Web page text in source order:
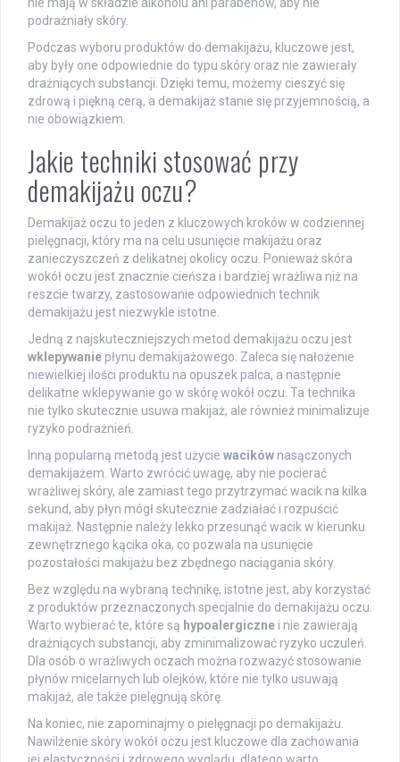
podrażniały skóry.
Podczas wyboru produktów do demakijażu, kluczowe jest,
aby były one odpowiednie do typu skóry oraz nie zawierały
drażniących substancji. Dzięki temu, możemy cieszyć się
zdrową i piękną cerą, a demakijaż stanie się przyjemnością, a
nie obowiązkiem.
Jakie techniki stosować przy
demakijażu oczu?
Demakijaż oczu to jeden z kluczowych kroków w codziennej
pielęgnacji, który ma na celu usunięcie makijażu oraz
zanieczyszczeń z delikatnej okolicy oczu. Ponieważ skóra
wokół oczu jest znacznie cieńsza i bardziej wrażliwa niż na
reszcie twarzy, zastosowanie odpowiednich technik
demakijażu jest niezwykle istotne.
Jedną z najskuteczniejszych metod demakijażu oczu jest
wklepywanie płynu demakijażowego. Zaleca się nałożenie
niewielkiej ilości produktu na opuszek palca, a następnie
delikatne wklepywanie go w skórę wokół oczu. Ta technika
nie tylko skutecznie usuwa makijaż, ale również minimalizuje
ryzyko podrażnień.
Inną popularną metodą jest użycie wacików nasączonych
demakijażem. Warto zwrócić uwagę, aby nie pocierać
wrażliwej skóry, ale zamiast tego przytrzymać wacik na kilka
sekund, aby płyn mógł skutecznie zadziałać i rozpuścić
makijaż. Następnie należy lekko przesunąć wacik w kierunku
zewnętrznego kącika oka, co pozwala na usunięcie
pozostałości makijażu bez zbędnego naciągania skóry.
Bez względu na wybraną technikę, istotne jest, aby korzystać
z produktów przeznaczonych specjalnie do demakijażu oczu.
Warto wybierać te, które są hypoalergiczne i nie zawierają
drażniących substancji, aby zminimalizować ryzyko uczuleń.
Dla osób o wrażliwych oczach można rozważyć stosowanie
płynów micelarnych lub olejków, które nie tylko usuwają
makijaż, ale także pielęgnują skórę.
Na koniec, nie zapominajmy o pielęgnacji po demakijażu.
Nawilżenie skóry wokół oczu jest kluczowe dla zachowania